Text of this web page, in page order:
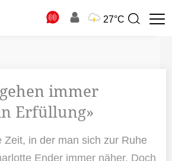
27°C
Suchbegriff
immer
Erfüllung»
Zeit, in der man sich zur Ruhe
Ender immer näher. Doch